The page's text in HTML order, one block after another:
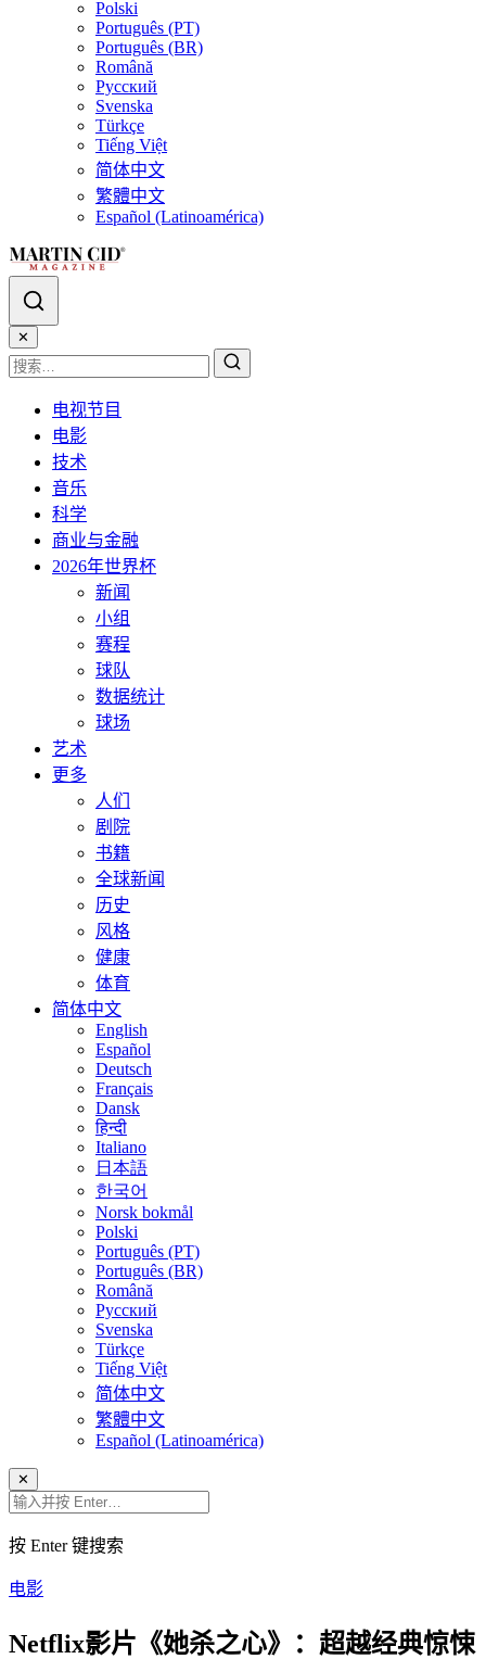
Polski
Português (PT)
Português (BR)
Română
Русский
Svenska
Türkçe
Tiếng Việt
简体中文
繁體中文
Español (Latinoamérica)
✕
电视节目
电影
技术
音乐
科学
商业与金融
2026年世界杯
新闻
小组
赛程
球队
数据统计
球场
艺术
更多
人们
剧院
书籍
全球新闻
历史
风格
健康
体育
简体中文
English
Español
Deutsch
Français
Dansk
हिन्दी
Italiano
日本語
한국어
Norsk bokmål
Polski
Português (PT)
Português (BR)
Română
Русский
Svenska
Türkçe
Tiếng Việt
简体中文
繁體中文
Español (Latinoamérica)
✕
按 Enter 键搜索
电影
Netflix影片《她杀之心》：超越经典惊悚